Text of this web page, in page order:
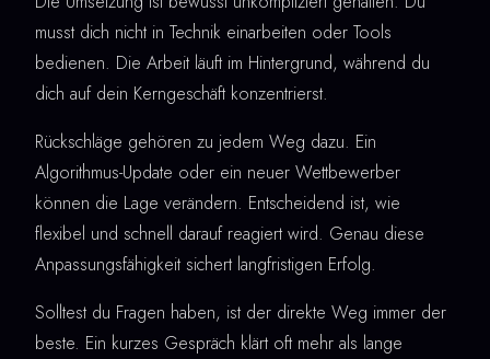
musst dich nicht in Technik einarbeiten oder Tools
bedienen. Die Arbeit läuft im Hintergrund, während du
dich auf dein Kerngeschäft konzentrierst.
Rückschläge gehören zu jedem Weg dazu. Ein
Algorithmus-Update oder ein neuer Wettbewerber
können die Lage verändern. Entscheidend ist, wie
flexibel und schnell darauf reagiert wird. Genau diese
Anpassungsfähigkeit sichert langfristigen Erfolg.
Solltest du Fragen haben, ist der direkte Weg immer der
beste. Ein kurzes Gespräch klärt oft mehr als lange